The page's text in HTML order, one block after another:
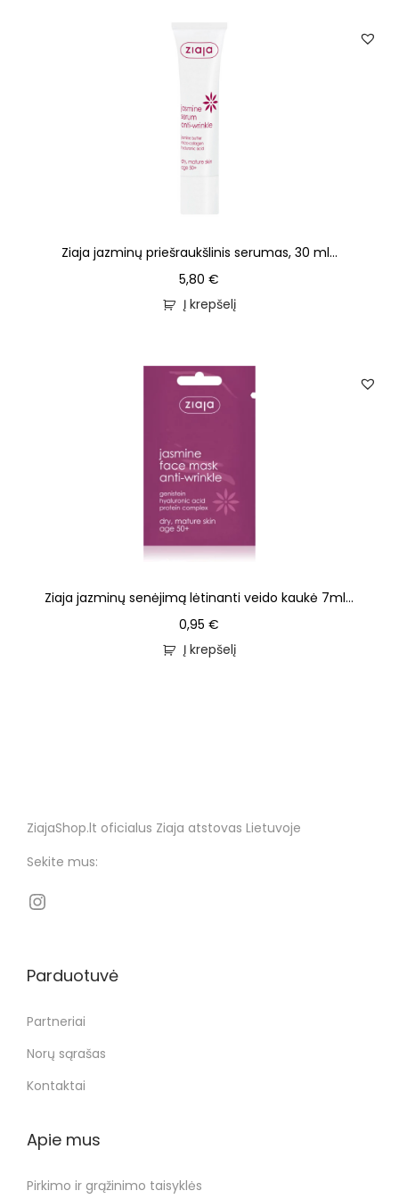
Ziaja jazminų priešraukšlinis serumas, 30 ml...
5,80€
Į krepšelį
Ziaja jazminų senėjimą lėtinanti veido kaukė 7ml...
0,95€
Į krepšelį
ZiajaShop.lt oficialus Ziaja atstovas Lietuvoje
Sekite mus:
Parduotuvė
Partneriai
Norų sąrašas
Kontaktai
Apie mus
Pirkimo ir grąžinimo taisyklės